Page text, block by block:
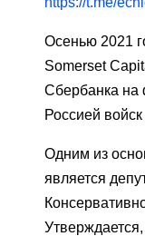
Осенью 2021
Somerset
Сбербанка на
Россией
Одним из
является